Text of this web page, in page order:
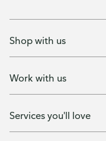
Shop with us
Work with us
Services you'll love